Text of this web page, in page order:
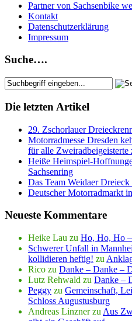
Partner von Sachsenbike
Kontakt
Datenschutzerklärung
Impressum
Suche….
Die letzten Artikel
29. Zschorlauer
Motorradmesse Dresden
für alle Zweiradbeigeisterte
Heiße Heimspiel-
Sachsenring
Das Team Weidaer
Deutscher Motorradmarkt
Neueste Kommentare
Heike Lau zu Ho, Ho, Ho
Schwerer Unfall in
kollidieren heftig! zu
Rico zu Danke – Danke –
Lutz Rehwald zu Danke –
Peggy zu Gemeinschaft,
Schloss Augustusburg
Andreas Linznerzu Aus